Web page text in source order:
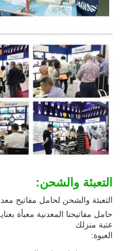
التعبئة والشحن:
التعبئة والشحن لحامل مفاتيح
حامل مفاتيحنا المعدنية معبأة
عتبة منزلك
العبوة: